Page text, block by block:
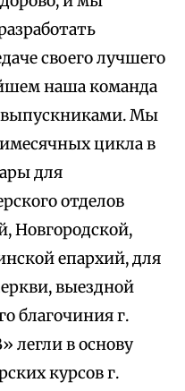
своего лучшего
наша команда
Мы
цикла в
для
отделов
Новгородской,
епархий, для
выездной
благочиния г.
легли в основу
курсов г.